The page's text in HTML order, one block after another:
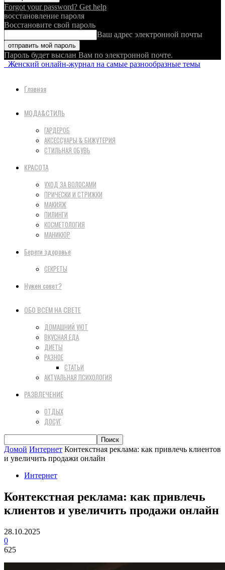
Forgot your password? Get help
восстановление пароля
Восстановите свой пароль
Ваш адрес электронной почты
Пароль будет выслан Вам по электронной почте.
Женский онлайн-журнал на самые разнообразные темы
Главная
МОДА&СТИЛЬ
ГАРДЕРОБ
АКСЕССУАРЫ & БИЖУТЕРИЯ
СТИЛЬНАЯ ОБУВЬ
КРАСОТА
УХОД ЗА ВОЛОСАМИ
ПРИЧЕСКИ И СТРИЖКИ
МАКИЯЖ
ПИЛИНГИ
КОСМЕТОЛОГИЯ
МАНИКЮР
Береги здоровье
СЕКРЕТЫ
Нужен совет?
ОБО ВСЕМ НА СВЕТЕ
ДОМАШНИЙ УЮТ
ВКУСНАЯ ЕДА
ДИЕТЫ
РАЗНОЕ
СТАТЬИ
АКТУАЛЬНАЯ ПСИХОЛОГИЯ
РАЗВЛЕЧЕНИЕ
ОТДЫХ
ДОСУГ
Домой Интернет Контекстная реклама: как привлечь клиентов
и увеличить продажи онлайн
Интернет
Контекстная реклама: как привлечь
клиентов и увеличить продажи онлайн
28.10.2025
0
625